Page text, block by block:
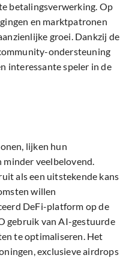
betalingsverwerking. Op
en marktpatronen
groei. Dankzij de
ondersteuning
interessante speler in de
lijken hun
veelbelovend.
als een uitstekende kans
willen
DeFi-platform op de
gebruik van AI-gestuurde
te optimaliseren. Het
exclusieve airdrops